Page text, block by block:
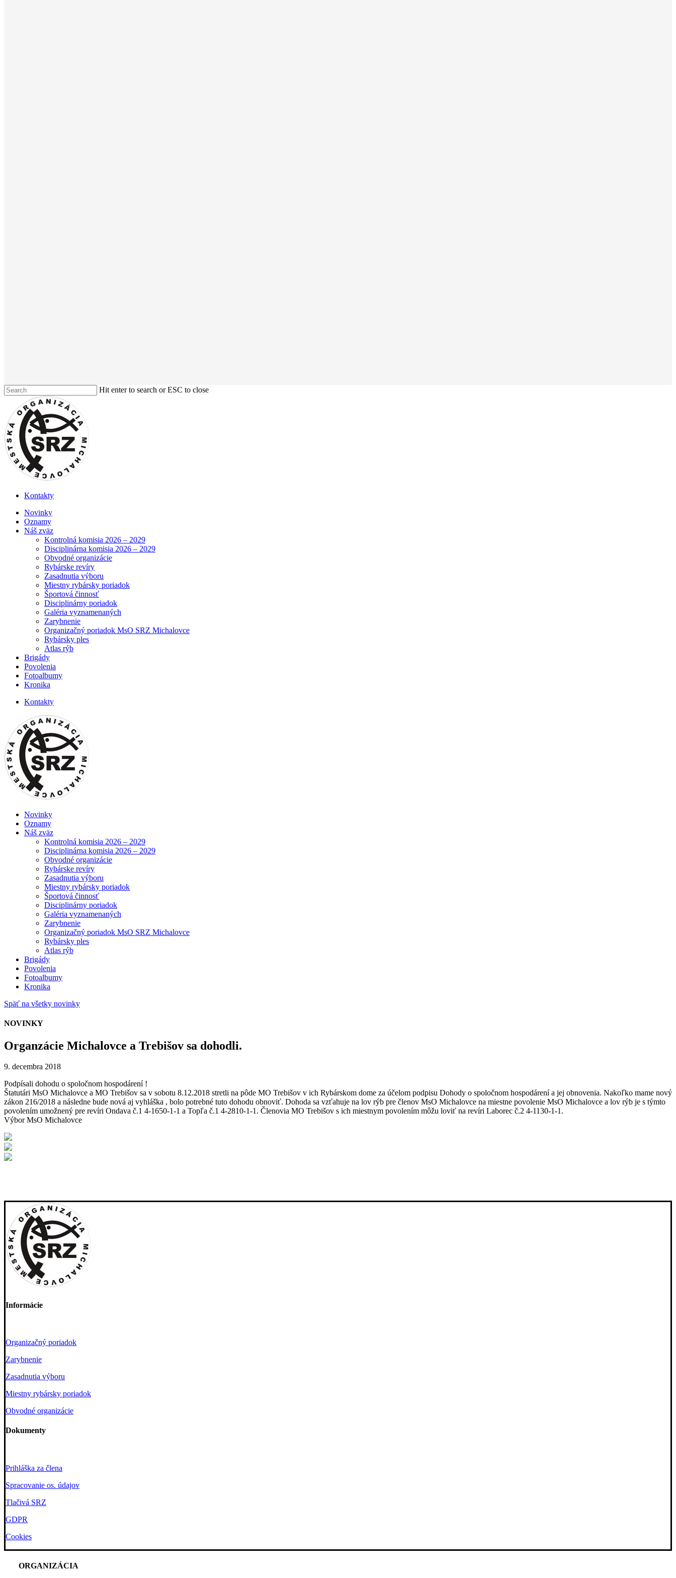
Hit enter to search or ESC to close
Search
Kontakty
Menu
Novinky
Oznamy
Náš zväz
Kontrolná komisia 2026 – 2029
Disciplinárna komisia 2026 – 2029
Obvodné organizácie
Rybárske revíry
Zasadnutia výboru
Miestny rybársky poriadok
Športová činnosť
Disciplinárny poriadok
Galéria vyznamenaných
Zarybnenie
Organizačný poriadok MsO SRZ Michalovce
Rybársky ples
Atlas rýb
Brigády
Povolenia
Fotoalbumy
Kronika
Kontakty
Novinky
Oznamy
Náš zväz
Kontrolná komisia 2026 – 2029
Disciplinárna komisia 2026 – 2029
Obvodné organizácie
Rybárske revíry
Zasadnutia výboru
Miestny rybársky poriadok
Športová činnosť
Disciplinárny poriadok
Galéria vyznamenaných
Zarybnenie
Organizačný poriadok MsO SRZ Michalovce
Rybársky ples
Atlas rýb
Brigády
Povolenia
Fotoalbumy
Kronika
Späť na všetky novinky
NOVINKY
Organzácie Michalovce a Trebišov sa dohodli.
9. decembra 2018
Podpísali dohodu o spoločnom hospodárení !
Štatutári MsO Michalovce a MO Trebišov sa v sobotu 8.12.2018 stretli na pôde MO Trebišov v ich Rybárskom dome za účelom podpisu Dohody o spoločnom hospodárení a jej obnovenia. Nakoľko mame nový
zákon 216/2018 a následne bude nová aj vyhláška , bolo potrebné tuto dohodu obnoviť. Dohoda sa vzťahuje na lov rýb pre členov MsO Michalovce na miestne povolenie MsO Michalovce a lov rýb je s týmto
povolením umožnený pre revíri Ondava č.1 4-1650-1-1 a Topľa č.1 4-2810-1-1. Členovia MO Trebišov s ich miestnym povolením môžu loviť na revíri Laborec č.2 4-1130-1-1.
Výbor MsO Michalovce
Informácie
Organizačný poriadok
Zarybnenie
Zasadnutia výboru
Miestny rybársky poriadok
Obvodné organizácie
Dokumenty
Prihláška za člena
Spracovanie os. údajov
Tlačivá SRZ
GDPR
Cookies
ORGANIZÁCIA